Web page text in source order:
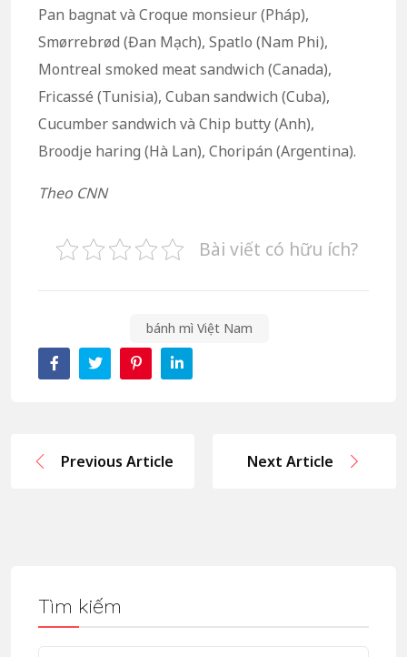
Pan bagnat và Croque monsieur (Pháp),
Smørrebrød (Đan Mạch), Spatlo (Nam Phi),
Montreal smoked meat sandwich (Canada),
Fricassé (Tunisia), Cuban sandwich (Cuba),
Cucumber sandwich và Chip butty (Anh),
Broodje haring (Hà Lan), Choripán (Argentina).
Theo CNN
Bài viết có hữu ích?
bánh mì Việt Nam
Previous Article Next Article
Tìm kiếm